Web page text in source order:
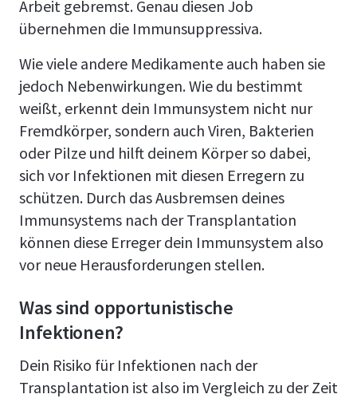
Arbeit gebremst. Genau diesen Job
übernehmen die Immunsuppressiva.
Wie viele andere Medikamente auch haben sie
jedoch Nebenwirkungen. Wie du bestimmt
weißt, erkennt dein Immunsystem nicht nur
Fremdkörper, sondern auch Viren, Bakterien
oder Pilze und hilft deinem Körper so dabei,
sich vor Infektionen mit diesen Erregern zu
schützen. Durch das Ausbremsen deines
Immunsystems nach der Transplantation
können diese Erreger dein Immunsystem also
vor neue Herausforderungen stellen.
Was sind opportunistische
Infektionen?
Dein Risiko für Infektionen nach der
Transplantation ist also im Vergleich zu der Zeit